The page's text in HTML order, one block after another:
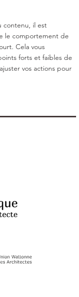
contenu, il est
le comportement de
Cela vous
forts et faibles de
vos actions pour